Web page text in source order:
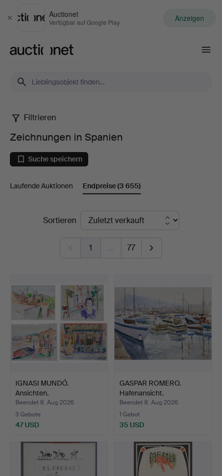
Schließen
Auctionet
Verfügbar auf Google Play Anzeigen
Zeichnungen
in
Spanien
Filtrieren
Zeichnungen in Spanien
Suche speichern
Laufende Auktionen Endpreise(3 655)
EndpreiseSortieren
1 … 77
IGNASI MUNDÓ.
Ansichten.
Beendet 8. Aug 2026
3 Gebote
47 USD
GASPAR ROMERO.
Hafenansicht.
Beendet 8. Aug 2026
1 Gebot
35 USD